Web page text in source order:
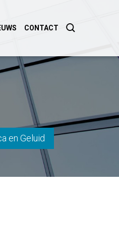
CONTACT
en Geluid